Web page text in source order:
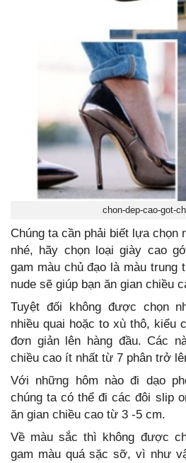
chon-dep-cao-got-
Chúng ta cần phải biết lựa chọn
nhé, hãy chọn loại giày cao
gam màu chủ đạo là màu trung
nude sẽ giúp bạn ăn gian chiều
Tuyệt đối không được chọn
nhiều quai hoặc to xù thô, kiểu
đơn giản lên hàng đầu. Các
chiều cao ít nhất từ 7 phân trở
Với những hôm nào đi dạo
chúng ta có thể đi các đôi slip
ăn gian chiều cao từ 3 -5 cm.
Về màu sắc thì không được
gam màu quá sặc sỡ, vì như